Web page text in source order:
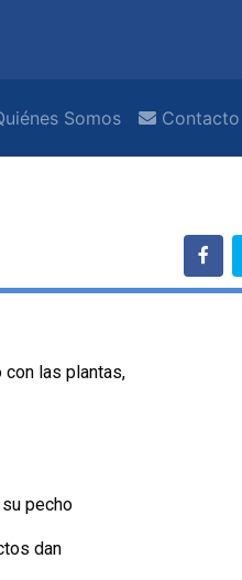
Somos Contacto
con las plantas,
pecho
dan